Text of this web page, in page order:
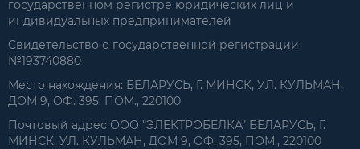
государственном регистре юридических лиц и
индивидуальных предпринимателей
Свидетельство о государственной регистрации
№193740880
Место нахождения: БЕЛАРУСЬ, Г. МИНСК, УЛ. КУЛЬМАН,
ДОМ 9, ОФ. 395, ПОМ., 220100
Почтовый адрес ООО "ЭЛЕКТРОБЕЛКА" БЕЛАРУСЬ, Г.
МИНСК, УЛ. КУЛЬМАН, ДОМ 9, ОФ. 395, ПОМ., 220100